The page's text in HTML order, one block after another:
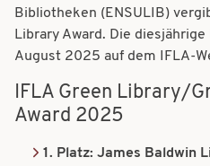
Bibliotheken (ENSULIB)
Library Award. Die
August 2025 auf dem IFLA-
IFLA Green Library/
Award 2025
1. Platz: James Baldwin